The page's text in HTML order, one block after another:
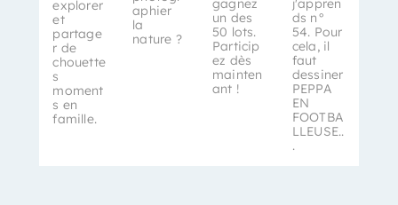
explorer
et
partage
r de
chouette
s
moment
s en
famille.
aphier
la
nature ?
un des
50 lots.
Particip
ez dès
mainten
ant !
ds n°
54. Pour
cela, il
faut
dessiner
PEPPA
EN
FOOTBA
LLEUSE..
.